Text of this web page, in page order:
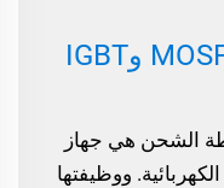
تطبيق ترانزستورات MOSFET وIGBT
الشحن هي جهاز
ووظيفتها